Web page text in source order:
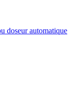
doseur automatique